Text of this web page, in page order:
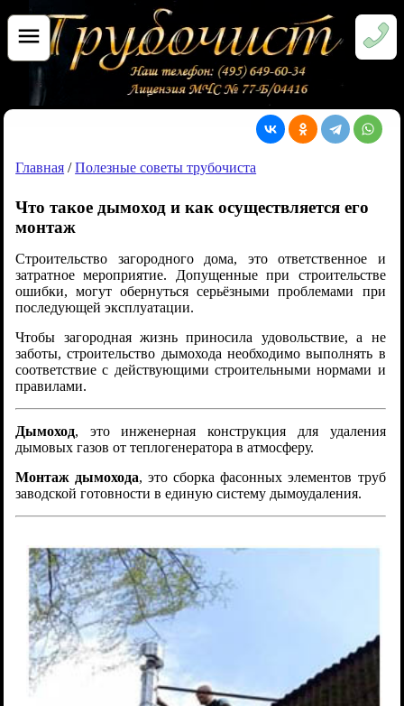
Главная /Полезные советы трубочиста
Что такое дымоход и как осуществляется его
монтаж
Строительство загородного дома, это ответственное и
затратное мероприятие. Допущенные при строительстве
ошибки, могут обернуться серьёзными проблемами при
последующей эксплуатации.
Чтобы загородная жизнь приносила удовольствие, а не
заботы, строительство дымохода необходимо выполнять в
соответствие с действующими строительными нормами и
правилами.
Дымоход, это инженерная конструкция для удаления
дымовых газов от теплогенератора в атмосферу.
Монтаж дымохода, это сборка фасонных элементов труб
заводской готовности в единую систему дымоудаления.